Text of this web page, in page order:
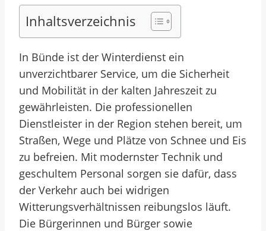
Inhaltsverzeichnis
In Bünde ist der Winterdienst ein
unverzichtbarer Service, um die Sicherheit
und Mobilität in der kalten Jahreszeit zu
gewährleisten. Die professionellen
Dienstleister in der Region stehen bereit, um
Straßen, Wege und Plätze von Schnee und Eis
zu befreien. Mit modernster Technik und
geschultem Personal sorgen sie dafür, dass
der Verkehr auch bei widrigen
Witterungsverhältnissen reibungslos läuft.
Die Bürgerinnen und Bürger sowie